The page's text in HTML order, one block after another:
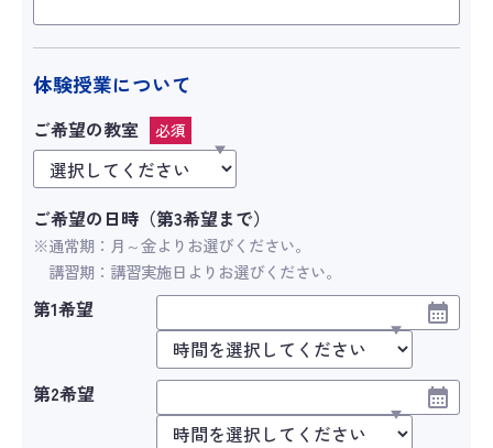
体験授業について
ご希望の教室 必須
ご希望の日時（第3希望まで）
※通常期：月～金よりお選びください。
講習期：講習実施日よりお選びください。
第1希望
第2希望